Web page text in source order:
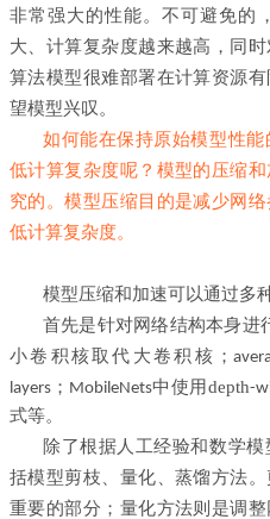
非常强大的性能。不可避免的
大、计算复杂度越来越高，同
算法模型很难部署在计算资源
望模型兴叹。
如何能在保持原始模型性
低计算复杂度呢？模型的压缩
究的。模型压缩目的是减少网
低计算复杂度。
模型压缩和加速可以通过多
首先是针对网络结构本身进
小卷积核取代大卷积核；
layers ； MobileNets中使用depth-
式等。
除了根据人工经验和数学
括模型剪枝、量化、蒸馏方法
重要的部分；量化方法则是调